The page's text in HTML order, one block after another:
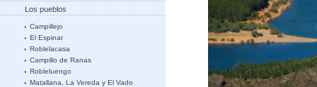
Los pueblos
Campillejo
El Espinar
Roblelacasa
Campillo de Ranas
Robleluengo
Matallana, La Vereda y El Vado